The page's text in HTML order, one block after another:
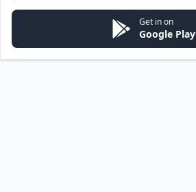
Get in on
Google Play